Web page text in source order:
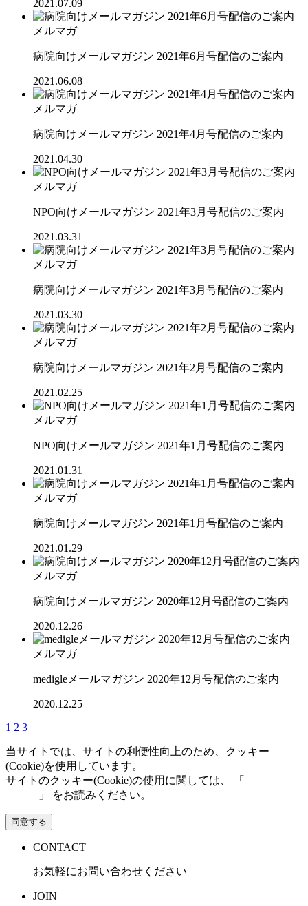
2021.07.09
メルマガ
病院向けメールマガジン 2021年6月号配信のご案内
2021.06.08
メルマガ
病院向けメールマガジン 2021年4月号配信のご案内
2021.04.30
メルマガ
NPO向けメールマガジン 2021年3月号配信のご案内
2021.03.31
メルマガ
病院向けメールマガジン 2021年3月号配信のご案内
2021.03.30
メルマガ
病院向けメールマガジン 2021年2月号配信のご案内
2021.02.25
メルマガ
NPO向けメールマガジン 2021年1月号配信のご案内
2021.01.31
メルマガ
病院向けメールマガジン 2021年1月号配信のご案内
2021.01.29
メルマガ
病院向けメールマガジン 2020年12月号配信のご案内
2020.12.26
メルマガ
medigleメールマガジン 2020年12月号配信のご案内
2020.12.25
1 2 3
当サイトでは、サイトの利便性向上のため、クッキー
(Cookie)を使用しています。
サイトのクッキー(Cookie)の使用に関しては、 「
」 をお読みください。
同意する
CONTACT
お気軽にお問い合わせください
JOIN